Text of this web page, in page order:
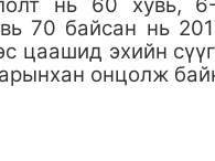
70 байсан нь
цаашид эхийн
онцолж